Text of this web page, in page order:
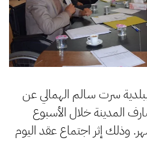
سرت سالم الهمالي عن
المدينة خلال الأسبوع
بعد غياب فاق 6 أشهر. وذلك إثر اجتماع عقد اليوم